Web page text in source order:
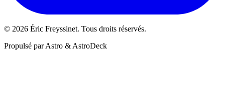
© 2026 Éric Freyssinet. Tous droits réservés.
Propulsé par Astro & AstroDeck